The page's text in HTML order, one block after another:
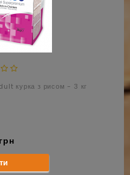
курка з рисом - 3 кг